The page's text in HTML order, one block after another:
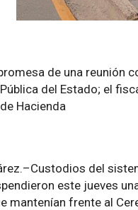
de una reunión
del Estado; el
Hacienda
del
este jueves
mantenían frente al